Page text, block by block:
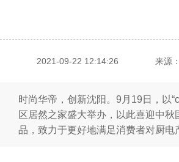
2021-09-22 12:14:26 来源
时尚华帝，创新沈阳。9月19日，以
区居然之家盛大举办，以此喜迎中
品，致力于更好地满足消费者对厨